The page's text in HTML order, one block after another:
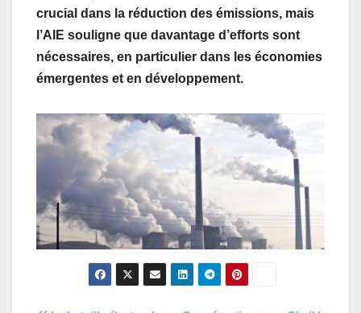
crucial dans la réduction des émissions, mais
l’AIE souligne que davantage d’efforts sont
nécessaires, en particulier dans les économies
émergentes et en développement.